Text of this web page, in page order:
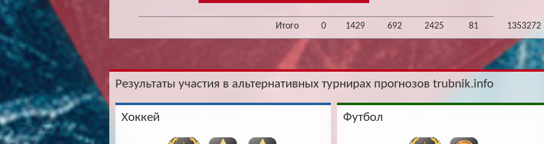
Итого 0 1429 692 2425 81 1353272
Результаты участия в альтернативных турнирах прогнозов trubnik.info
Хоккей Футбол